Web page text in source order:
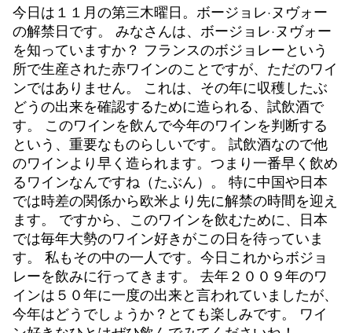
今日は１１月の第三木曜日。ボージョレ·ヌヴォー
の解禁日です。 みなさんは、ボージョレ·ヌヴォー
を知っていますか？ フランスのボジョレーという
所で生産された赤ワインのことですが、ただのワイ
ンではありません。 これは、その年に収穫したぶ
どうの出来を確認するために造られる、試飲酒で
す。 このワインを飲んで今年のワインを判断する
という、重要なものらしいです。 試飲酒なので他
のワインより早く造られます。つまり一番早く飲め
るワインなんですね（たぶん）。 特に中国や日本
では時差の関係から欧米より先に解禁の時間を迎え
ます。 ですから、このワインを飲むために、日本
では毎年大勢のワイン好きがこの日を待っていま
す。 私もその中の一人です。今日これからボジョ
レーを飲みに行ってきます。 去年２００９年のワ
インは５０年に一度の出来と言われていましたが、
今年はどうでしょうか？とても楽しみです。 ワイ